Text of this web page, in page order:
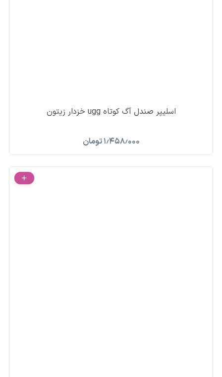
اسلیپر صندل آگ کوتاه ugg خزدار زیتون
۱٫۴۵۸٫۰۰۰تومان